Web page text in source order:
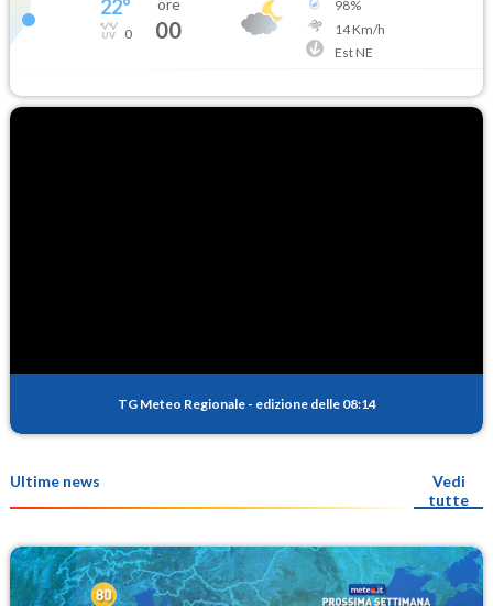
22°
0
ore
00
98%
14Km/h
Est NE
TG Meteo Regionale - edizione delle 08:14
Ultime news
Vedi
tutte